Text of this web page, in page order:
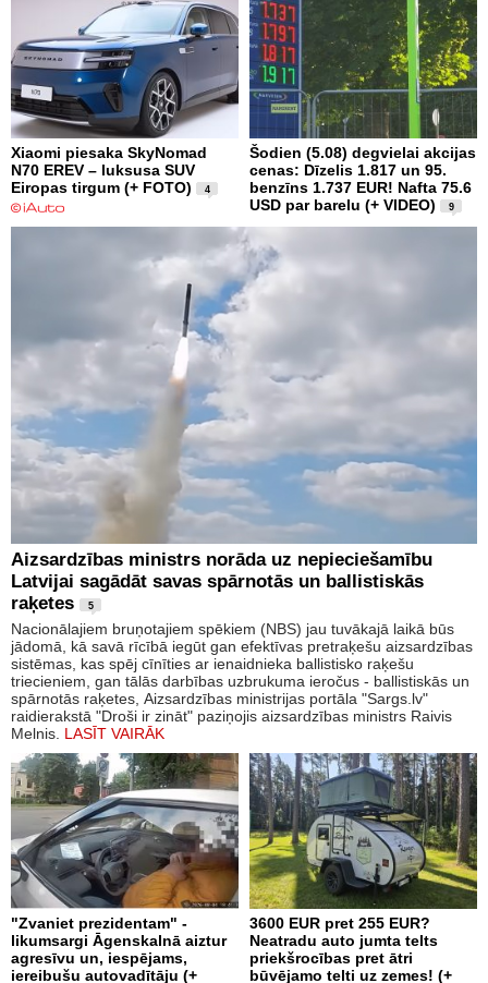
Xiaomi piesaka SkyNomad
N70 EREV – luksusa SUV
Eiropas tirgum (+ FOTO)
4
Šodien (5.08) degvielai akcijas
cenas: Dīzelis 1.817 un 95.
benzīns 1.737 EUR! Nafta 75.6
USD par barelu (+ VIDEO)
9
Aizsardzības ministrs norāda uz nepieciešamību
Latvijai sagādāt savas spārnotās un ballistiskās
raķetes
5
Nacionālajiem bruņotajiem spēkiem (NBS) jau tuvākajā laikā būs
jādomā, kā savā rīcībā iegūt gan efektīvas pretraķešu aizsardzības
sistēmas, kas spēj cīnīties ar ienaidnieka ballistisko raķešu
triecieniem, gan tālās darbības uzbrukuma ieročus - ballistiskās un
spārnotās raķetes, Aizsardzības ministrijas portāla "Sargs.lv"
raidierakstā "Droši ir zināt" paziņojis aizsardzības ministrs Raivis
Melnis. LASĪT VAIRĀK
"Zvaniet prezidentam" -
likumsargi Āgenskalnā aiztur
agresīvu un, iespējams,
iereibušu autovadītāju (+
3600 EUR pret 255 EUR?
Neatradu auto jumta telts
priekšrocības pret ātri
būvējamo telti uz zemes! (+